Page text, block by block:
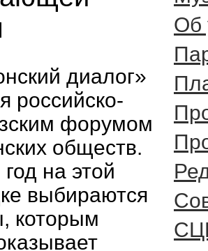
диалог»
российско-
форумом
обществ.
на этой
выбираются
которым
Об